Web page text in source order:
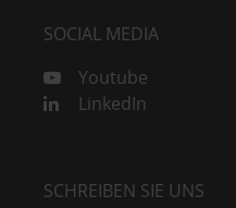
SOCIAL MEDIA
Youtube
LinkedIn
SCHREIBEN SIE UNS